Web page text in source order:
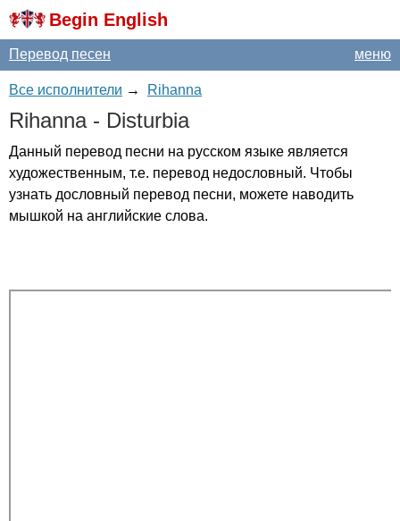
Begin English
меню
Перевод песен
Все исполнители → Rihanna
Rihanna- Disturbia
Данный перевод песни на русском языке является
художественным, т.е. перевод недословный. Чтобы
узнать дословный перевод песни, можете наводить
мышкой на английские слова.